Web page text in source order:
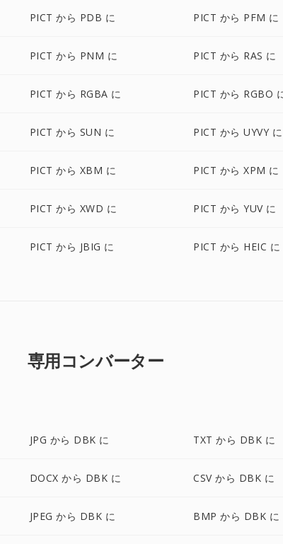
PICT から PDB に PICT から PFM に
PICT から PNM に PICT から RAS に
PICT から RGBA に PICT から RGBO
PICT から SUN に PICT から UYVY に
PICT から XBM に PICT から XPM に
PICT から XWD に PICT から YUV に
PICT から JBIG に PICT から HEIC に
専用コンバーター
JPG から DBK に TXT から DBK に
DOCX から DBK に CSV から DBK に
JPEG から DBK に BMP から DBK に